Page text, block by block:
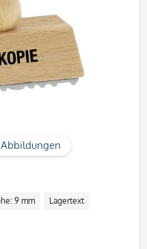
9 mm Lagertext